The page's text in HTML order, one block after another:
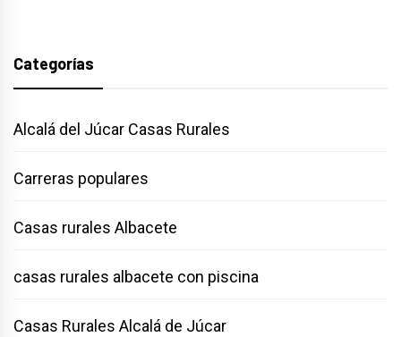
Categorías
Alcalá del Júcar Casas Rurales
Carreras populares
Casas rurales Albacete
casas rurales albacete con piscina
Casas Rurales Alcalá de Júcar